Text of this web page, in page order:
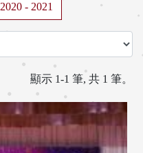
2020 - 2021
顯示 1-1 筆, 共 1 筆。